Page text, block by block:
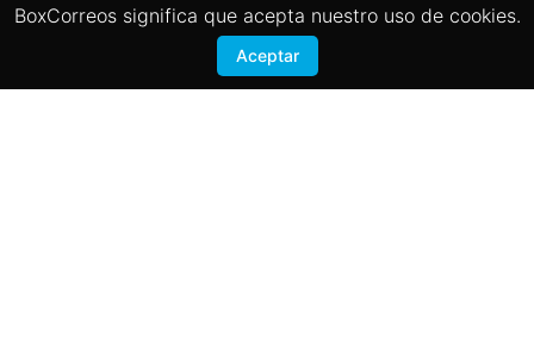
Términos y Condiciones
BoxCorreos significa que acepta nuestro uso de cookies.
Aceptar